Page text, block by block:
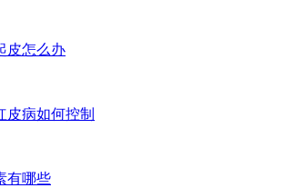
皮怎么办
皮病如何控制
有哪些